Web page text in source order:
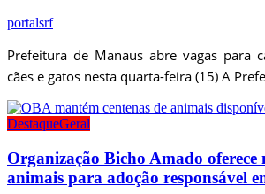
portalsrf
Prefeitura de Manaus abre vagas para
cães e gatos nesta quarta-feira (15) A
DestaqueGeral
Organização Bicho Amado oferece
animais para adoção responsável